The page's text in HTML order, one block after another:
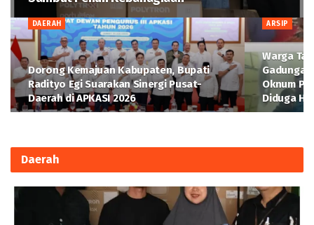
DAERAH
Dorong Kemajuan Kabupaten, Bupati
Radityo Egi Suarakan Sinergi Pusat-
Daerah di APKASI 2026
ARSIP
Warga
Oknum
Diduga
Daerah